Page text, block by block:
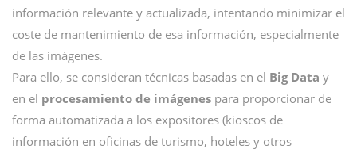
información relevante y actualizada, intentando minimizar el
coste de mantenimiento de esa información, especialmente
de las imágenes.
Para ello, se consideran técnicas basadas en el Big Data y
en el procesamiento de imágenes para proporcionar de
forma automatizada a los expositores (kioscos de
información en oficinas de turismo, hoteles y otros